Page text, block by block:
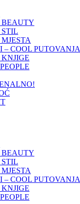
BEAUTY
STIL
– COOL PUTOVANJA
BEAUTY
STIL
– COOL PUTOVANJA